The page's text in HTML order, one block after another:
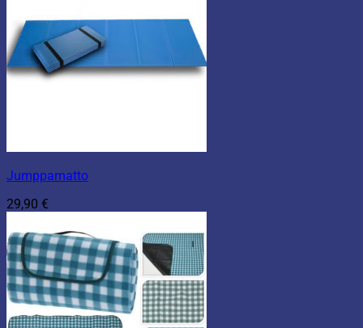
Jumppamatto
29,90 €